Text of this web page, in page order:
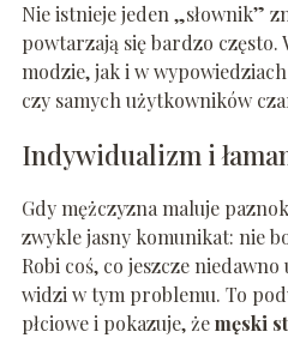
Nie istnieje jeden „słownik”
powtarzają się bardzo często.
modzie, jak i w
czy samych użytkowników
Indywidualizm i
Gdy mężczyzna maluje
zwykle jasny komunikat: nie
Robi coś, co jeszcze
widzi w tym problemu. To
płciowe i pokazuje, żemęski